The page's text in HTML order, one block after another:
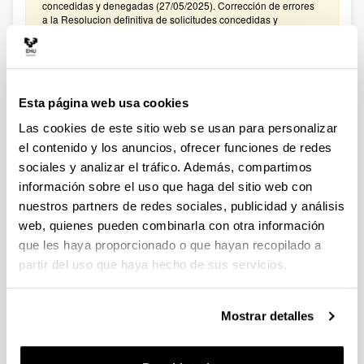
Esta página web usa cookies
Las cookies de este sitio web se usan para personalizar
el contenido y los anuncios, ofrecer funciones de redes
sociales y analizar el tráfico. Además, compartimos
información sobre el uso que haga del sitio web con
nuestros partners de redes sociales, publicidad y análisis
web, quienes pueden combinarla con otra información
que les haya proporcionado o que hayan recopilado a
partir del uso que haya hecho de sus servicios.
Mostrar detalles
concedidas y denegadas (27/05/2025). Corrección de errores
a la Resolucion definitiva de solicitudes concedidas y
CONVOCATORIA PROYECTOS DE COLABORACIÓN
Plazo de presentación cerrado: 15/01/2025 - 05/02/2025
El plazo para presentar solicitudes finaliza el 5 de febrero de
2025 a las 14:00. Hasta el 27 de enero de 2025: Para
manifestar el interés en participar en la convocatoria. Hasta el
31 de enero de 2025: Para la remisión a
convocatoriasestatales.dgi@ehu.es del ANEXO
PRESUPUESTO
CONVOCATORIA PROYECTOS DE COLABORACIÓN
PÚBLICO-PRIVADA 2023
Plazo de presentación cerrado: 30/01/2024 - 20/02/2024
2024 a las 14:00. Hasta el 12 de febrero de 2024: Para